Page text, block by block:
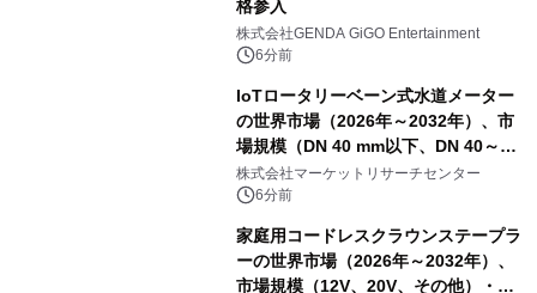
格参入
株式会社GENDA GiGO Entertainment
6分前
IoTロータリーベーン式水道メーター
の世界市場（2026年～2032年）、市
場規模（DN 40 mm以下、DN 40～
300 mm、DN 300 mm以上）・分析レ
ポートを発表
株式会社マーケットリサーチセンター
6分前
家庭用コードレスクラウンステープラ
ーの世界市場（2026年～2032年）、
市場規模（12V、20V、その他）・分